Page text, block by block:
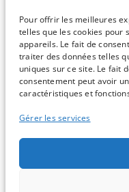
Pour offrir les meilleures
telles que les cookies pour
appareils. Le fait de
traiter des données telles
uniques sur ce site. Le fait
consentement peut avoir
caractéristiques et
Gérer les services
programmation. Pour…
Sauf mention contraire,
Vous